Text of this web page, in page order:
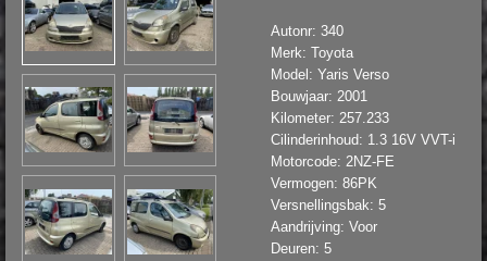
Autonr: 340
Merk: Toyota
Model: Yaris Verso
Bouwjaar: 2001
Kilometer: 257.233
Cilinderinhoud: 1.3 16V VVT-i
Motorcode: 2NZ-FE
Vermogen: 86PK
Versnellingsbak: 5
Aandrijving: Voor
Deuren: 5